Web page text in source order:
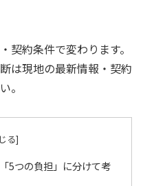
約条件で変わります。
は現地の最新情報・契約
。
5つの負担」に分けて考